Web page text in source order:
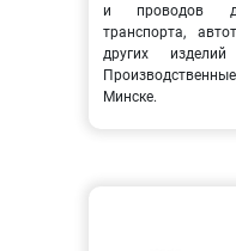
и проводов
транспорта,
других
Минске.